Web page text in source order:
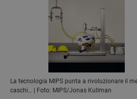
La tecnologia MIPS punta a rivoluzionare il
caschi… | Foto: MIPS/Jonas Kullman